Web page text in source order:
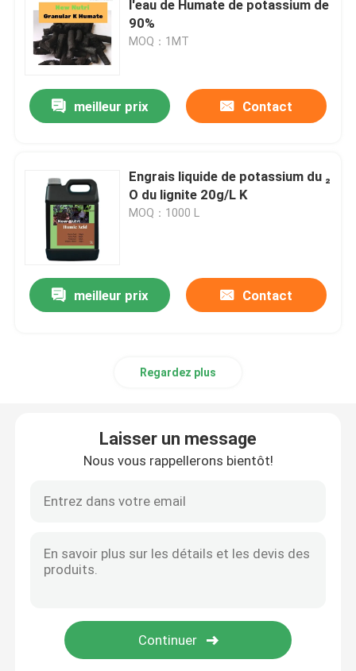
engrais liquide d'extrait d'algue
Engrais d'acide aminé
Poudre d'extrait de varech
l'eau de Humate de potassium de
90%
MOQ：1MT
meilleur prix Contact
Engrais liquide de potassium du ₂
O du lignite 20g/L K
MOQ：1000 L
meilleur prix Contact
Regardez plus
Laisser un message
Nous vous rappellerons bientôt!